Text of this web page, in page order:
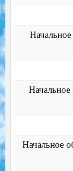
Начальное
Начальное
Начальное